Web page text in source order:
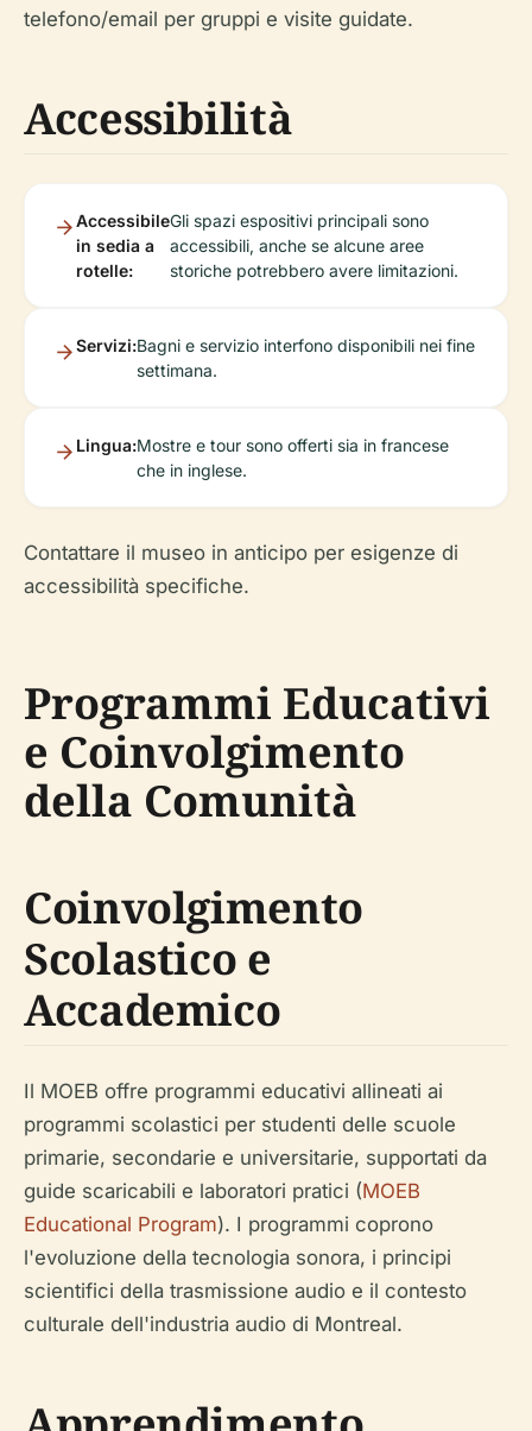
telefono/email per gruppi e visite guidate.
Accessibilità
Accessibile
in sedia a
rotelle:
Gli spazi espositivi principali sono
accessibili, anche se alcune aree
storiche potrebbero avere limitazioni.
Servizi:Bagni e servizio interfono disponibili nei fine
settimana.
Lingua:Mostre e tour sono offerti sia in francese
che in inglese.
Contattare il museo in anticipo per esigenze di
accessibilità specifiche.
Programmi Educativi
e Coinvolgimento
della Comunità
Coinvolgimento
Scolastico e
Accademico
Il MOEB offre programmi educativi allineati ai
programmi scolastici per studenti delle scuole
primarie, secondarie e universitarie, supportati da
guide scaricabili e laboratori pratici (MOEB
Educational Program). I programmi coprono
l'evoluzione della tecnologia sonora, i principi
scientifici della trasmissione audio e il contesto
culturale dell'industria audio di Montreal.